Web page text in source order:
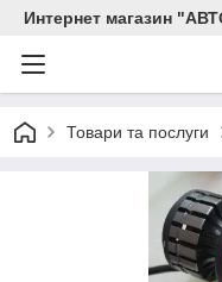
Интернет магазин
Товари та послуги